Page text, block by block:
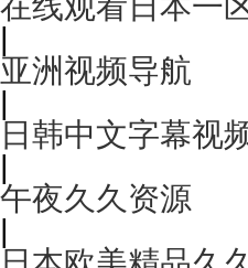
|
亚洲视频导航
|
日韩中文字幕视
|
午夜久久资源
|